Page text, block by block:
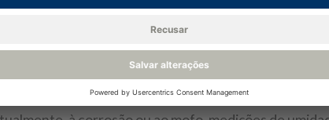
que utiliza vários materiais e medições para
medição científica seja absolutamente
quanto possível. Como o vapor de água acima